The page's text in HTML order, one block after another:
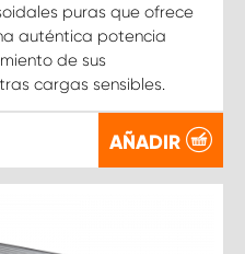
puras que ofrece
auténtica potencia
de sus
cargas sensibles.
AÑADIR